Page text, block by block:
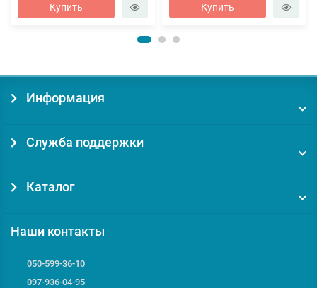
Купить Купить
Информация
Служба поддержки
Каталог
Наши контакты
050-599-36-10
097-936-04-95